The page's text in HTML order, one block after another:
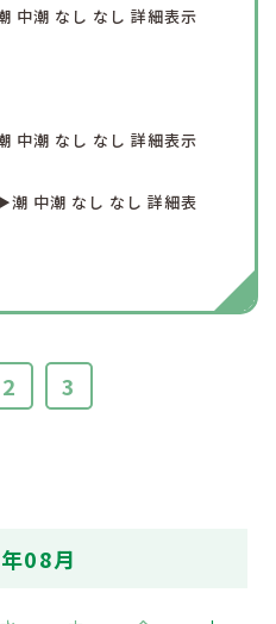
中潮 なし なし詳細表示
中潮 なし なし詳細表示
潮 中潮 なし なし詳細表
2 3
08月